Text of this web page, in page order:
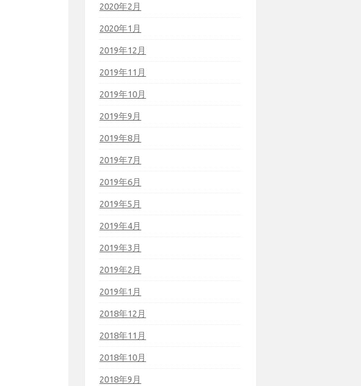
2020年2月
2020年1月
2019年12月
2019年11月
2019年10月
2019年9月
2019年8月
2019年7月
2019年6月
2019年5月
2019年4月
2019年3月
2019年2月
2019年1月
2018年12月
2018年11月
2018年10月
2018年9月